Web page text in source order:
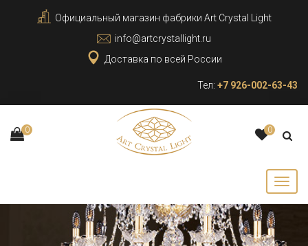
Официальный магазин фабрики Art Crystal Light
info@artcrystallight.ru
Доставка по всей России
Тел: +7 926-002-63-43
0 0